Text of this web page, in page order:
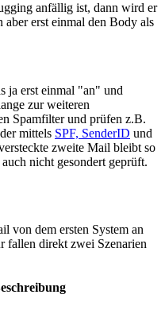
anfällig ist, dann wird er
aber erst einmal den Body als
ja erst einmal "an" und
zur weiteren
Spamfilter und prüfen z.B.
mittels SPF, SenderID und
zweite Mail bleibt so
nicht gesondert geprüft.
von dem ersten System an
fallen direkt zwei Szenarien